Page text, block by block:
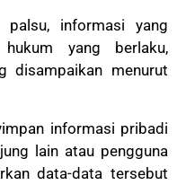
palsu, informasi yang
yang berlaku,
disampaikan menurut
informasi pribadi
lain atau pengguna
data-data tersebut